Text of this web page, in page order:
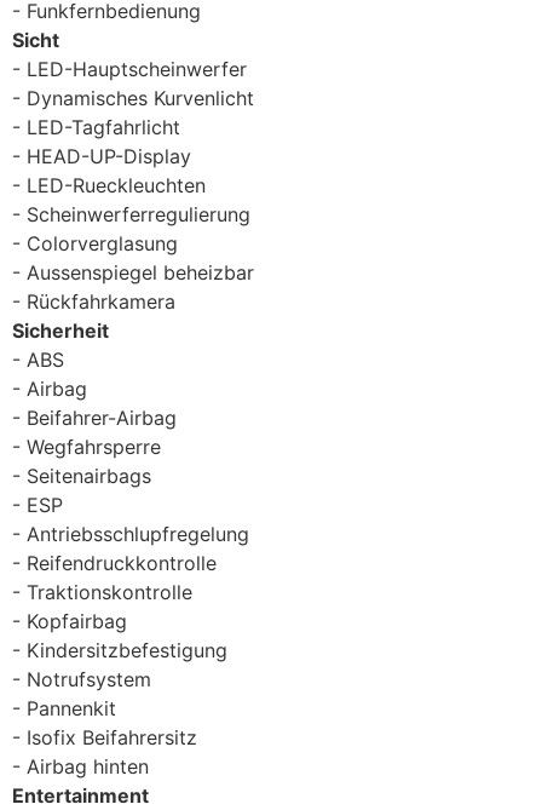
Funkfernbedienung
Sicht
LED-Hauptscheinwerfer
Dynamisches Kurvenlicht
LED-Tagfahrlicht
HEAD-UP-Display
LED-Rueckleuchten
Scheinwerferregulierung
Colorverglasung
Aussenspiegel beheizbar
Rückfahrkamera
Sicherheit
ABS
Airbag
Beifahrer-Airbag
Wegfahrsperre
Seitenairbags
ESP
Antriebsschlupfregelung
Reifendruckkontrolle
Traktionskontrolle
Kopfairbag
Kindersitzbefestigung
Notrufsystem
Pannenkit
Isofix Beifahrersitz
Airbag hinten
Entertainment